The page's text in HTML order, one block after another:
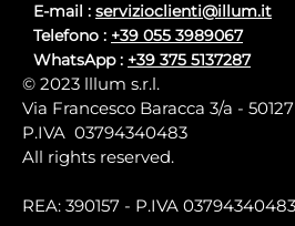
E-mail : servizioclienti@illum.it
Telefono : +39 055 3989067
WhatsApp : +39 375 5137287
© 2023 lllum s.r.l.
Via Francesco Baracca 3/a -
P.IVA 03794340483
All rights reserved.
REA: 390157 - P.IVA 03794340483